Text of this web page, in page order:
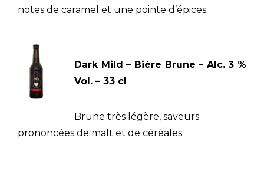
notes de caramel et une pointe d’épices.
Dark Mild – Bière Brune – Alc. 3 %
Vol. – 33 cl
Brune très légère, saveurs
prononcées de malt et de céréales.